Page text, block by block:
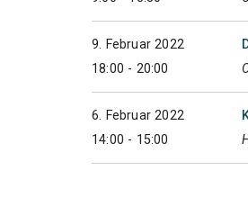
9. Februar 2022
18:00 - 20:00
6. Februar 2022
14:00 - 15:00